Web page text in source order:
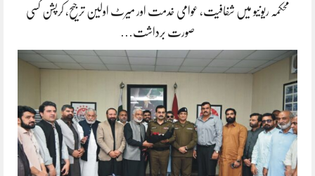
محکمہ ریونیو میں شفافیت، عوامی خدمت اور میرٹ اولین ترجیح، کرپشن کسی
صورت برداشت…